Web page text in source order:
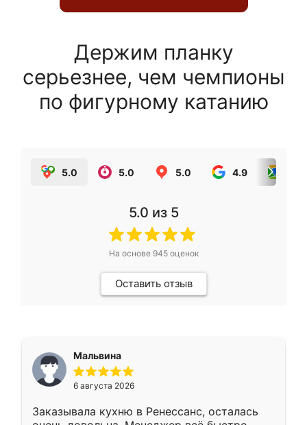
Держим планку
серьезнее, чем чемпионы
по фигурному катанию
5.0 5.0 5.0 4.9
5.0 из 5
На основе 945оценок
Оставить отзыв
Мальвина
6 августа 2026
Заказывала кухню в Ренессанс, осталась